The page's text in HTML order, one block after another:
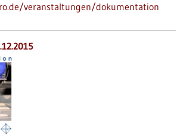
veranstaltungen/dokumentation